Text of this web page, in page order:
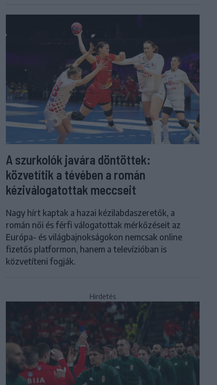
A szurkolók javára döntöttek:
közvetítik a tévében a román
kéziválogatottak meccseit
Nagy hírt kaptak a hazai kézilabdaszeretők, a
román női és férfi válogatottak mérkőzéseit az
Európa- és világbajnokságokon nemcsak online
fizetős platformon, hanem a televízióban is
közvetíteni fogják.
Hirdetés